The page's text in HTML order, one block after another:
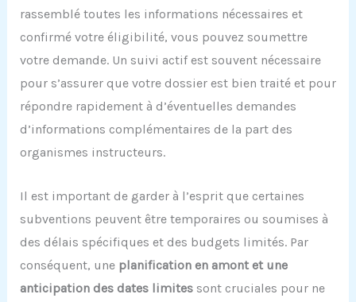
rassemblé toutes les informations nécessaires et
confirmé votre éligibilité, vous pouvez soumettre
votre demande. Un suivi actif est souvent nécessaire
pour s’assurer que votre dossier est bien traité et pour
répondre rapidement à d’éventuelles demandes
d’informations complémentaires de la part des
organismes instructeurs.
Il est important de garder à l’esprit que certaines
subventions peuvent être temporaires ou soumises à
des délais spécifiques et des budgets limités. Par
conséquent, une planification en amont et une
anticipation des dates limitessont cruciales pour ne